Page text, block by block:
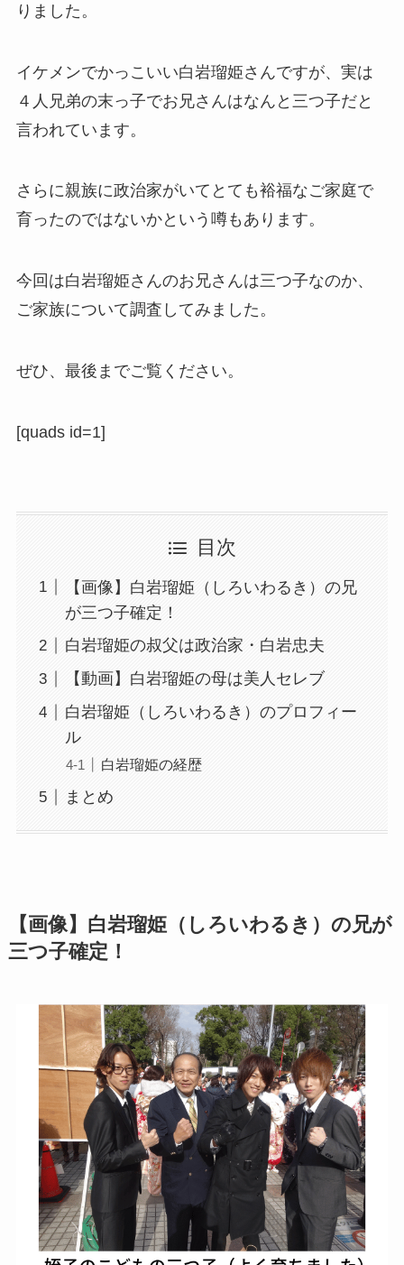
りました。
イケメンでかっこいい白岩瑠姫さんですが、実は
４人兄弟の末っ子でお兄さんはなんと三つ子だと
言われています。
さらに親族に政治家がいてとても裕福なご家庭で
育ったのではないかという噂もあります。
今回は白岩瑠姫さんのお兄さんは三つ子なのか、
ご家族について調査してみました。
ぜひ、最後までご覧ください。
[quads id=1]
目次
【画像】白岩瑠姫（しろいわるき）の兄
が三つ子確定！
白岩瑠姫の叔父は政治家・白岩忠夫
【動画】白岩瑠姫の母は美人セレブ
白岩瑠姫（しろいわるき）のプロフィー
ル
白岩瑠姫の経歴
まとめ
【画像】白岩瑠姫（しろいわるき）の兄が
三つ子確定！